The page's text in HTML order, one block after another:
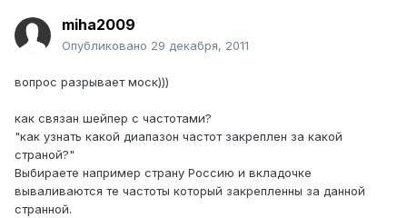
miha2009
Опубликовано 29 декабря, 2011
вопрос разрывает моск)))
как связан шейпер с частотами?
"как узнать какой диапазон частот закреплен за какой
страной?"
Выбираете например страну Россию и вкладочке
вываливаются те частоты который закрепленны за данной
странной.